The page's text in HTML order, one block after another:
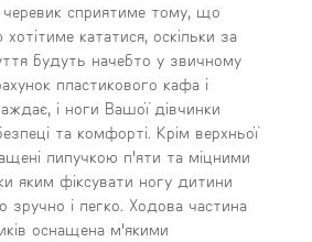
сприятиме тому, що
кататися, оскільки за
будуть начебто у звичному
пластикового кафа і
і ноги Вашої дівчинки
та комфорті. Крім верхньої
липучкою п'яти та міцними
яким фіксувати ногу дитини
зручно і легко. Ходова частина
оснащена м'якими